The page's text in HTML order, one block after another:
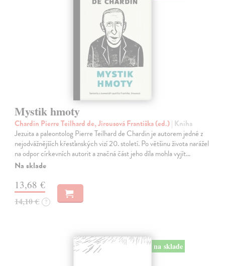
Mystik hmoty
Chardin Pierre Teilhard de, Jirousová Františka (ed.)| Kniha
Jezuita a paleontolog Pierre Teilhard de Chardin je autorem jedné z
nejodvážnějších křesťanských vizí 20. století. Po většinu života narážel
na odpor církevních autorit a značná část jeho díla mohla vyjít…
Na sklade
13,68 €
14,10 € ?
na sklade